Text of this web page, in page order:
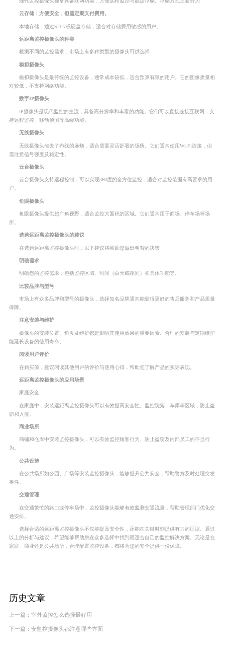
云存储：方便安全，但需定期支付费用。
本地存储：通过SD卡或硬盘存储，适合对存储费用敏感的用户。
远距离监控摄像头的种类
根据不同的监控需求，市场上有多种类型的摄像头可供选择
模拟摄像头
模拟摄像头是最传统的监控设备，通常成本较低，适合预算有限的用户。它的图像质量相
对较低，不支持网络功能。
数字IP摄像头
IP摄像头是现代监控的主流，具备高分辨率和丰富的功能。它们可以直接连接互联网，支
持远程监控、移动侦测等高级功能。
无线摄像头
无线摄像头省去了布线的麻烦，适合需要灵活部署的场所。它们通常使用Wi-Fi连接，但
需注意信号强度及稳定性。
云台摄像头
云台摄像头支持远程控制，可以实现360度的全方位监控，适合对监控范围有高要求的用
户。
鱼眼摄像头
鱼眼摄像头提供超广角视野，适合监控大面积的区域。它们通常用于商场、停车场等场
所。
选购远距离监控摄像头的建议
在选购远距离监控摄像头时，以下建议将帮助您做出明智的决策
明确需求
明确您的监控需求，包括监控区域、时间（白天或夜间）和具体功能等。
比较品牌与型号
市场上有众多品牌和型号的摄像头，选择知名品牌通常能获得更好的售后服务和产品质量
保障。
注意安装与维护
摄像头的安装位置、角度及维护都是影响其使用效果的重要因素。合理的安装与定期维护
能延长设备的使用寿命。
阅读用户评价
在购买前，建议阅读其他用户的评价与使用心得，帮助您了解产品的实际表现。
远距离监控摄像头的应用场景
家庭安全
在家庭中，安装远距离监控摄像头可以有效提高安全性。监控院落、车库等区域，防止盗
窃和入侵。
商业场所
商铺和仓库中安装监控摄像头，可以有效监控顾客行为、防止盗窃及内部员工的不当行
为。
公共设施
在公共场所如公园、广场等安装监控摄像头，能够提升公共安全，帮助警方及时处理突发
事件。
交通管理
在交通繁忙的路口或停车场中，监控摄像头能够有效监测交通流量，帮助管理部门优化交
通安排。
选择合适的远距离监控摄像头不仅能提高安全性，还能在关键时刻提供有力的证据。通过
以上的分析与建议，希望能够帮助您在众多选择中找到最适合自己的监控解决方案。无论是在
家庭、商业还是公共场所，合理配置监控设备，都将为您的安全提供一份保障。
历史文章
上一篇： 室外监控怎么选择最好用
下一篇： 安监控摄像头都注意哪些方面